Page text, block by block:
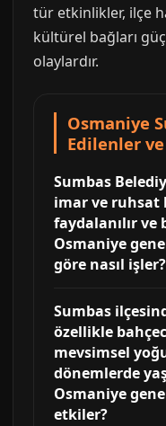
tür etkinlikler, ilçe
kültürel bağları
olaylardır.
Osmaniye
Edilenler
Sumbas
imar ve ruhsat
faydalanılır ve
Osmaniye
göre nasıl işler?
Sumbas
özellikle
mevsimsel
dönemlerde
Osmaniye
etkiler?